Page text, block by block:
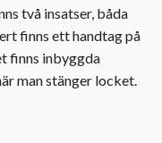
två insatser, båda
finns ett handtag på
finns inbyggda
man stänger locket.